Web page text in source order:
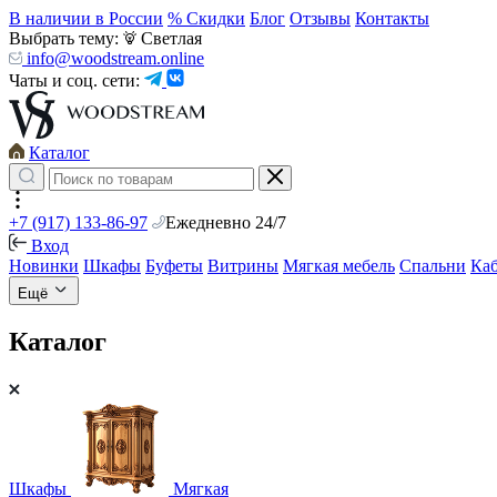
В наличии в России % Скидки Блог Отзывы Контакты
Выбрать тему:
Светлая
info@woodstream.online
Чаты и соц. сети:
Каталог
+7 (917) 133-86-97
Ежедневно 24/7
Вход
Новинки Шкафы Буфеты Витрины Мягкая мебель Спальни
Ещё
Каталог
Шкафы Мягкая